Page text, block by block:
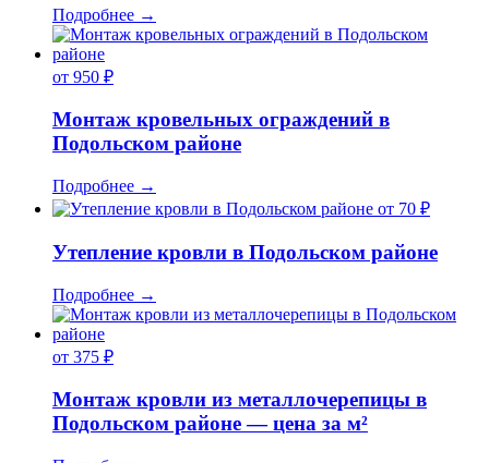
Подробнее →
от 950 ₽
Монтаж кровельных ограждений в
Подольском районе
Подробнее →
от 70 ₽
Утепление кровли в Подольском районе
Подробнее →
от 375 ₽
Монтаж кровли из металлочерепицы в
Подольском районе — цена за м²